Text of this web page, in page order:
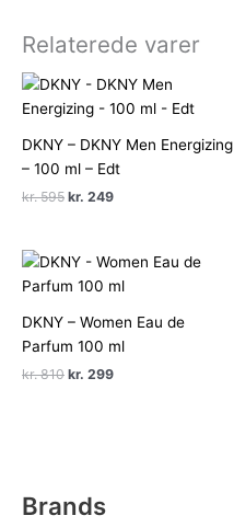
Relaterede varer
DKNY – DKNY Men Energizing
– 100 ml – Edt
kr.595 Den
kr. 595.
kr. 249Den
kr. 249.
DKNY – Women Eau de
Parfum 100 ml
kr.810 Den
kr. 299Den
Brands